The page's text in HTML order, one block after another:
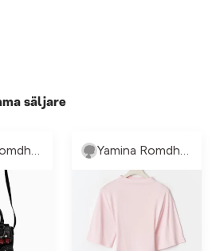
säljare
Yamina Romdhane Yamina Romdhane